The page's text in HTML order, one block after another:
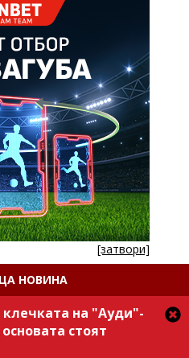
[затвори]
НОВИНА
на "Ауди"-
стоят